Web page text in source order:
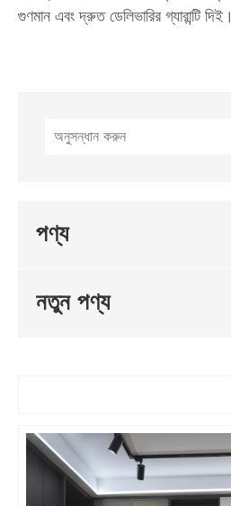
গুণমান এবং দ্রুত ডেলিভারির গ্যারান্টি দিই।
পণ্য
নতুন পণ্য